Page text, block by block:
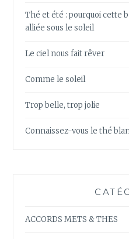
Thé et été : pourquoi cette
alliée sous le soleil
Le ciel nous fait rêver
Comme le soleil
Trop belle, trop jolie
Connaissez-vous le thé
ACCORDS METS & THES